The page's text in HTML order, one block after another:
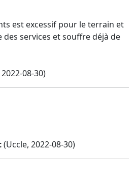
est excessif pour le terrain et
services et souffre déjà de
08-30)
(Uccle, 2022-08-30)